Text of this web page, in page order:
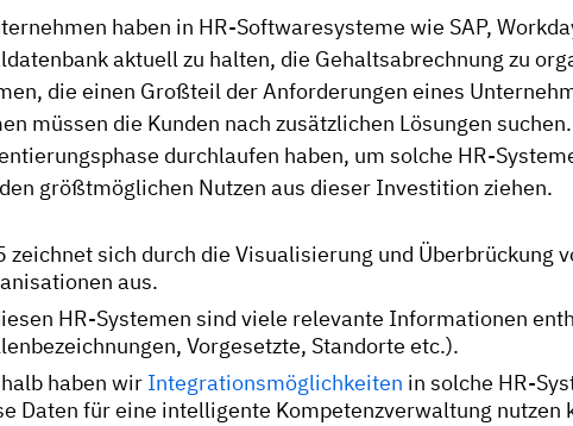
haben in HR-Softwaresysteme wie SAP,
aktuell zu halten, die Gehaltsabrechnung zu
die einen Großteil der Anforderungen eines
müssen die Kunden nach zusätzlichen Lösungen
durchlaufen haben, um solche HR-
größtmöglichen Nutzen aus dieser Investition ziehen.
zeichnet sich durch die Visualisierung und Überbrückung
aus.
HR-Systemen sind viele relevante Informationen
Vorgesetzte, Standorte etc.).
haben wir Integrationsmöglichkeiten in solche HR-
Daten für eine intelligente Kompetenzverwaltung nutzen